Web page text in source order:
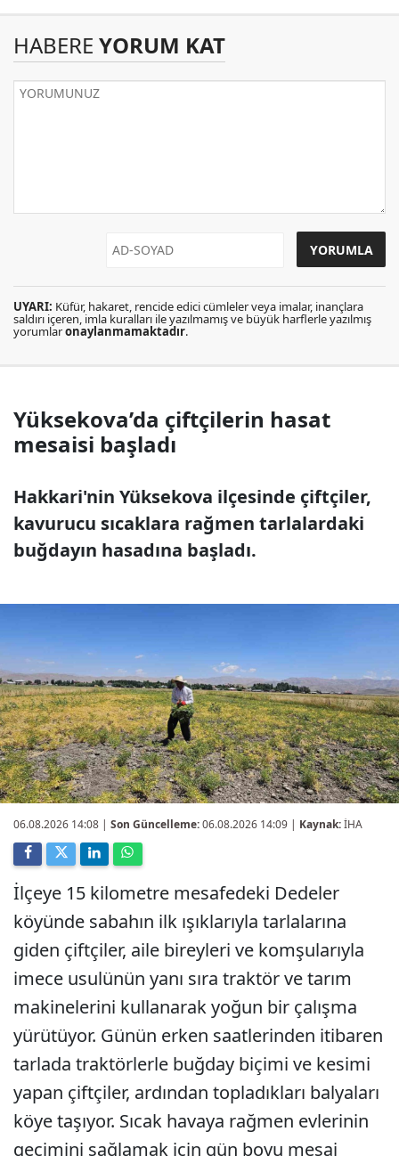
HABERE YORUM KAT
UYARI: Küfür, hakaret, rencide edici cümleler veya imalar, inançlara
saldırı içeren, imla kuralları ile yazılmamış ve büyük harflerle yazılmış
yorumlaronaylanmamaktadır.
Yüksekova’da çiftçilerin hasat
mesaisi başladı
Hakkari'nin Yüksekova ilçesinde çiftçiler,
kavurucu sıcaklara rağmen tarlalardaki
buğdayın hasadına başladı.
06.08.2026 14:08 | Son Güncelleme:06.08.2026 14:09 | Kaynak:İHA
İlçeye 15 kilometre mesafedeki Dedeler
köyünde sabahın ilk ışıklarıyla tarlalarına
giden çiftçiler, aile bireyleri ve komşularıyla
imece usulünün yanı sıra traktör ve tarım
makinelerini kullanarak yoğun bir çalışma
yürütüyor. Günün erken saatlerinden itibaren
tarlada traktörlerle buğday biçimi ve kesimi
yapan çiftçiler, ardından topladıkları balyaları
köye taşıyor. Sıcak havaya rağmen evlerinin
geçimini sağlamak için gün boyu mesai